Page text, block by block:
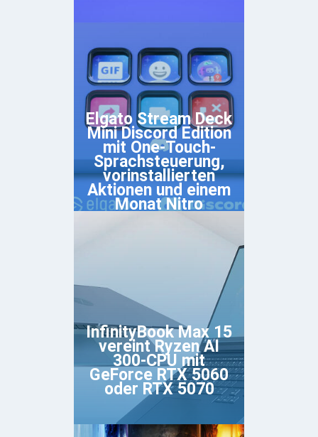
Elgato Stream Deck
Mini Discord Edition
mit One-Touch-
Sprachsteuerung,
vorinstallierten
Aktionen und einem
Monat Nitro
InfinityBook Max 15
vereint Ryzen AI
300-CPU mit
GeForce RTX 5060
oder RTX 5070